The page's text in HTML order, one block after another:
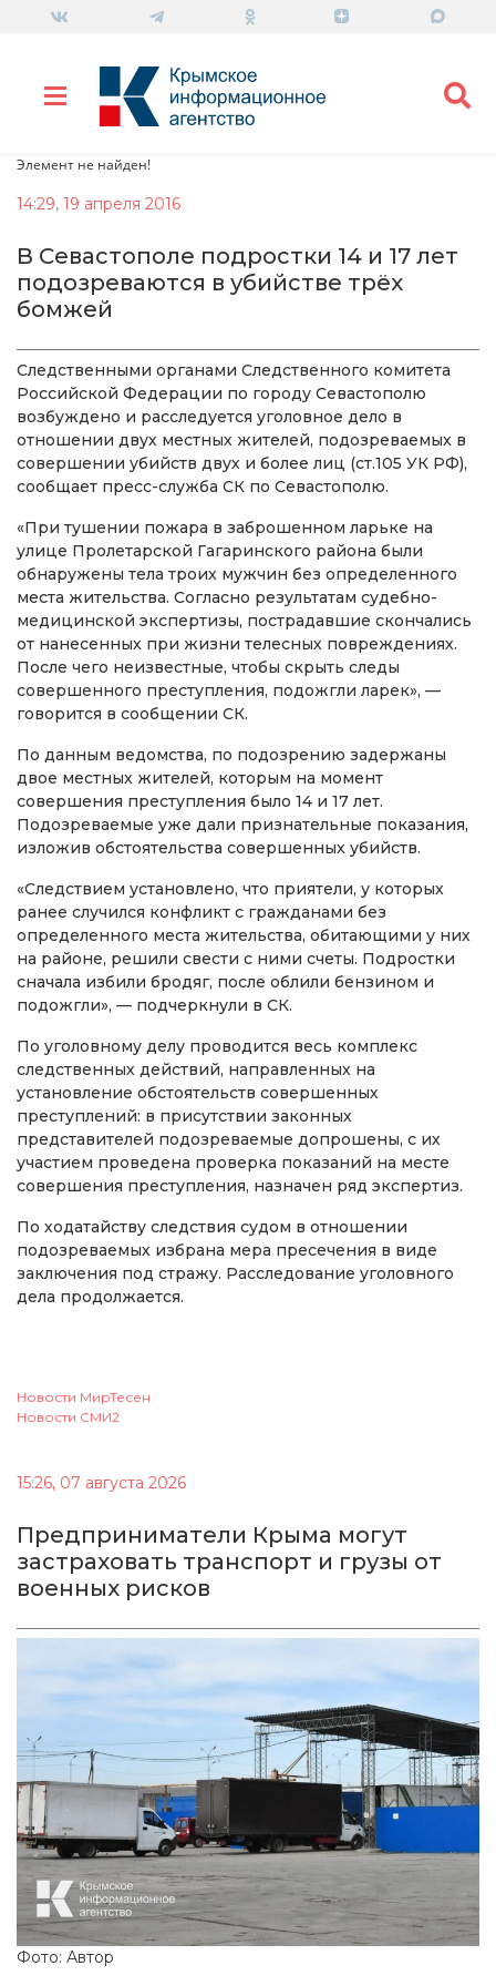
Элемент не найден!
14:29, 19 апреля 2016
В Севастополе подростки 14 и 17 лет
подозреваются в убийстве трёх
бомжей
Следственными органами Следственного комитета
Российской Федерации по городу Севастополю
возбуждено и расследуется уголовное дело в
отношении двух местных жителей, подозреваемых в
совершении убийств двух и более лиц (ст.105 УК РФ),
сообщает пресс-служба СК по Севастополю.
«При тушении пожара в заброшенном ларьке на
улице Пролетарской Гагаринского района были
обнаружены тела троих мужчин без определенного
места жительства. Согласно результатам судебно-
медицинской экспертизы, пострадавшие скончались
от нанесенных при жизни телесных повреждениях.
После чего неизвестные, чтобы скрыть следы
совершенного преступления, подожгли ларек», —
говорится в сообщении СК.
По данным ведомства, по подозрению задержаны
двое местных жителей, которым на момент
совершения преступления было 14 и 17 лет.
Подозреваемые уже дали признательные показания,
изложив обстоятельства совершенных убийств.
«Следствием установлено, что приятели, у которых
ранее случился конфликт с гражданами без
определенного места жительства, обитающими у них
на районе, решили свести с ними счеты. Подростки
сначала избили бродяг, после облили бензином и
подожгли», — подчеркнули в СК.
По уголовному делу проводится весь комплекс
следственных действий, направленных на
установление обстоятельств совершенных
преступлений: в присутствии законных
представителей подозреваемые допрошены, с их
участием проведена проверка показаний на месте
совершения преступления, назначен ряд экспертиз.
По ходатайству следствия судом в отношении
подозреваемых избрана мера пресечения в виде
заключения под стражу. Расследование уголовного
дела продолжается.
Новости МирТесен
Новости СМИ2
15:26, 07 августа 2026
Предприниматели Крыма могут
застраховать транспорт и грузы от
военных рисков
Фото: Автор